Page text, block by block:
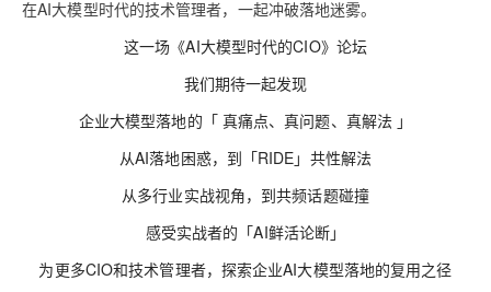
在AI大模型时代的技术管理者，一起冲破落地迷雾。
这一场《AI大模型时代的CIO》论坛
我们期待一起发现
企业大模型落地的「 真痛点、真问题、真解法 」
从AI落地困惑，到「RIDE」共性解法
从多行业实战视角，到共频话题碰撞
感受实战者的「AI鲜活论断」
为更多CIO和技术管理者，探索企业AI大模型落地的复用之径